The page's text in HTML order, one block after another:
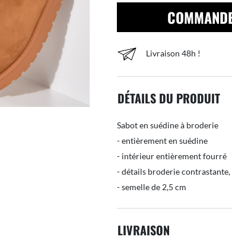
Livraison 48h !
DÉTAILS DU PRODUIT
Sabot en suédine à broderie
- entièrement en suédine
- intérieur entièrement fourré
- détails broderie contrastante,
- semelle de 2,5 cm
LIVRAISON